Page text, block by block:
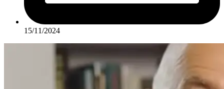
15/11/2024